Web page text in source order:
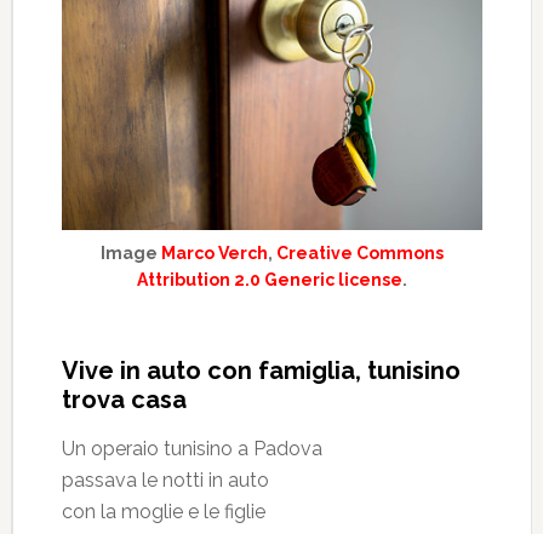
Image Marco Verch, Creative Commons
Attribution 2.0 Generic license.
Vive in auto con famiglia, tunisino
trova casa
Un operaio tunisino a Padova
passava le notti in auto
con la moglie e le figlie